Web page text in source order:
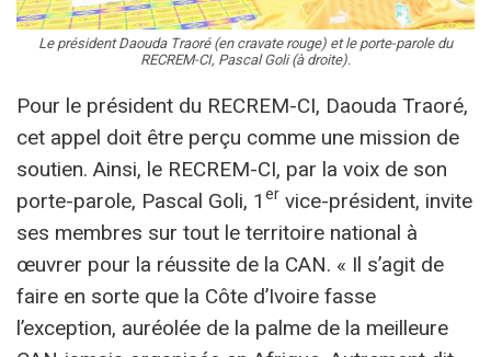
Le président Daouda Traoré (en cravate rouge) et le porte-parole du
RECREM-CI, Pascal Goli (à droite).
Pour le président du RECREM-CI, Daouda Traoré,
cet appel doit être perçu comme une mission de
soutien. Ainsi, le RECREM-CI, par la voix de son
porte-parole, Pascal Goli, 1 er vice-président, invite
ses membres sur tout le territoire national à
œuvrer pour la réussite de la CAN. « Il s’agit de
faire en sorte que la Côte d’Ivoire fasse
l’exception, auréolée de la palme de la meilleure